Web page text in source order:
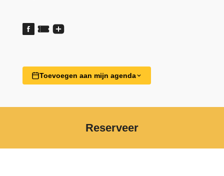
Toevoegen aan mijn agenda
Reserveer